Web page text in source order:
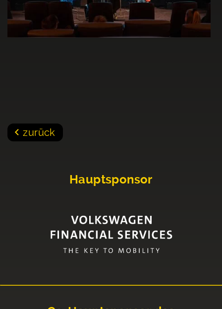
zurück
Hauptsponsor